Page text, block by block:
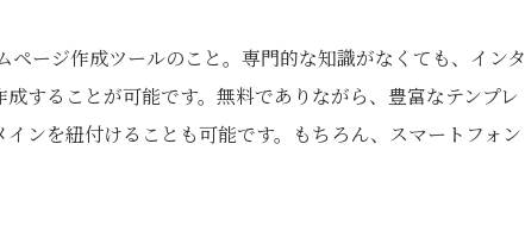
ージ作成ツールのこと。専門的な知識がなくても、インタ
することが可能です。無料でありながら、豊富なテンプレ
ンを紐付けることも可能です。もちろん、スマートフォン